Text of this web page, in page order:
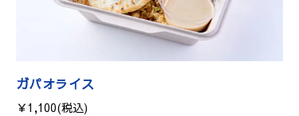
ガパオライス
￥1,100(税込)